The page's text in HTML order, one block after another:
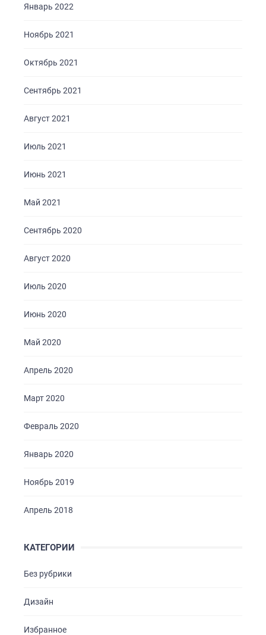
Январь 2022
Ноябрь 2021
Октябрь 2021
Сентябрь 2021
Август 2021
Июль 2021
Июнь 2021
Май 2021
Сентябрь 2020
Август 2020
Июль 2020
Июнь 2020
Май 2020
Апрель 2020
Март 2020
Февраль 2020
Январь 2020
Ноябрь 2019
Апрель 2018
КАТЕГОРИИ
Без рубрики
Дизайн
Избранное